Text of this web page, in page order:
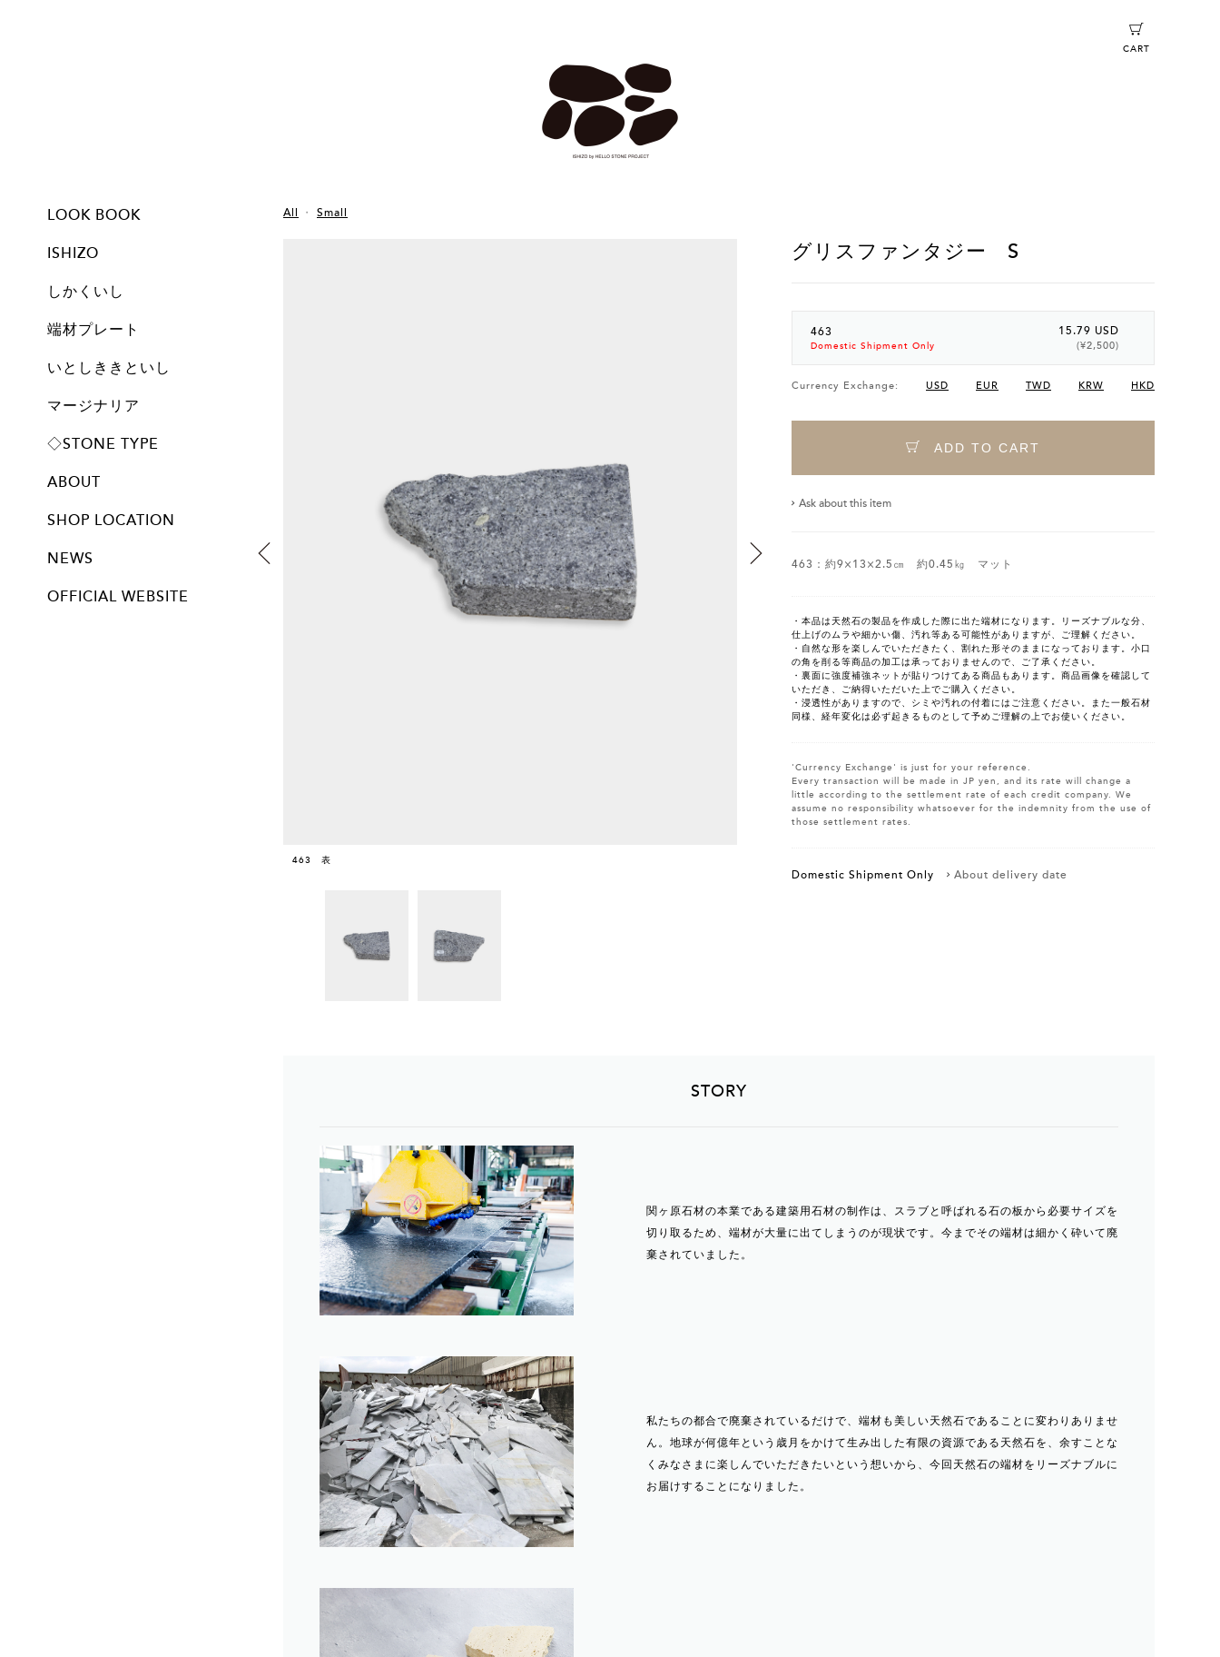
LOOK BOOK
ISHIZO
しかくいし
端材プレート
いとしききといし
マージナリア
◇STONE TYPE
ABOUT
SHOP LOCATION
NEWS
OFFICIAL WEBSITE
CART
All Small
グリスファンタジー S
463 表
463
Domestic Shipment Only
15.79 USD
(¥2,500)
Currency Exchange: USD EUR TWD KRW HKD
ADD TO CART
Ask about this item
463：約9×13×2.5㎝ 約0.45㎏ マット
・本品は天然石の製品を作成した際に出た端材になります。リーズナブルな分、
仕上げのムラや細かい傷、汚れ等ある可能性がありますが、ご理解ください。
・自然な形を楽しんでいただきたく、割れた形そのままになっております。小口
の角を削る等商品の加工は承っておりませんので、ご了承ください。
・裏面に強度補強ネットが貼りつけてある商品もあります。商品画像を確認して
いただき、ご納得いただいた上でご購入ください。
・浸透性がありますので、シミや汚れの付着にはご注意ください。また一般石材
同様、経年変化は必ず起きるものとして予めご理解の上でお使いください。
'Currency Exchange' is just for your reference.
Every transaction will be made in JP yen, and its rate will change a
little according to the settlement rate of each credit company. We
assume no responsibility whatsoever for the indemnity from the use of
those settlement rates.
Domestic Shipment Only About delivery date
STORY
関ヶ原石材の本業である建築用石材の制作は、スラブと呼ばれる石の板から必要サイズを
切り取るため、端材が大量に出てしまうのが現状です。今までその端材は細かく砕いて廃
棄されていました。
私たちの都合で廃棄されているだけで、端材も美しい天然石であることに変わりありませ
ん。地球が何億年という歳月をかけて生み出した有限の資源である天然石を、余すことな
くみなさまに楽しんでいただきたいという想いから、今回天然石の端材をリーズナブルに
お届けすることになりました。